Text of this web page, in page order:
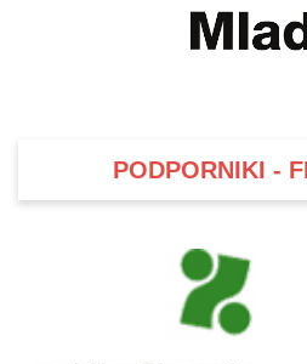
PODPORNIKI -